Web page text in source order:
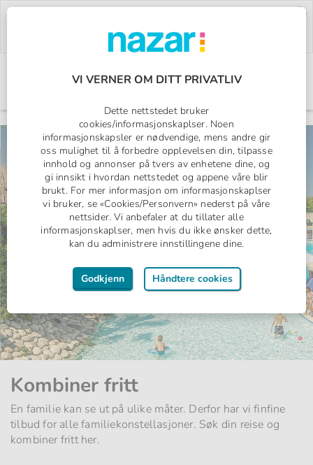
Bruk rabattkoden:PW26.
Nazar logo
All Inclusive
1 uke med fly
Fra
fra 19994,-
per familie
Kombiner fritt
En familie kan se ut på ulike måter. Derfor har vi finfine
tilbud for alle familiekonstellasjoner. Søk din reise og
kombiner fritt her.
VI VERNER OM DITT PRIVATLIV
Dette nettstedet bruker
cookies/informasjonskaplser. Noen
informasjonskapsler er nødvendige, mens andre gir
oss mulighet til å forbedre opplevelsen din, tilpasse
innhold og annonser på tvers av enhetene dine, og
gi innsikt i hvordan nettstedet og appene våre blir
brukt. For mer informasjon om informasjonskaplser
vi bruker, se «Cookies/Personvern» nederst på våre
nettsider. Vi anbefaler at du tillater alle
informasjonskaplser, men hvis du ikke ønsker dette,
kan du administrere innstillingene dine.
Godkjenn Håndtere cookies